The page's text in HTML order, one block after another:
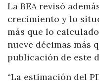
La BEA revisó
crecimiento y lo
más que lo
nueve décimas más
publicación de este
“La estimación del